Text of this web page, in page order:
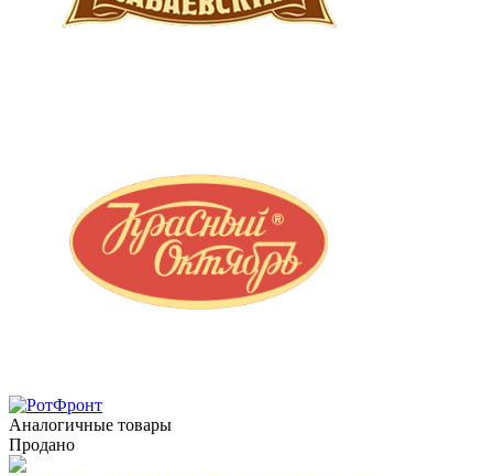
Аналогичные товары
Продано